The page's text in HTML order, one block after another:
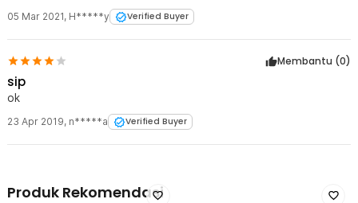
05 Mar 2021, H*****y Verified Buyer
Membantu (0)
sip
ok
23 Apr 2019, n*****a Verified Buyer
Produk Rekomendasi